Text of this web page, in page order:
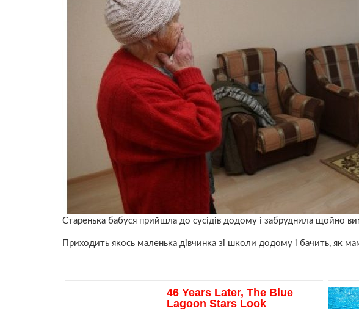
Старенька бабуся прийшла до сусідів додому і забpуднила щойно
Приходить якось маленька дівчинка зі школи додому і бачить, як